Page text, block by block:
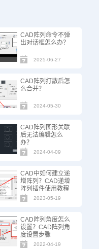
CAD阵列命令不弹
出对话框怎么办？
2025-06-27
CAD阵列打散后怎
么合并？
2024-05-30
CAD阵列图形关联
后无法编辑怎么
办？
2024-04-09
CAD中如何建立递
增阵列？CAD递增
阵列插件使用教程
2023-05-19
CAD阵列角度怎么
设置？CAD阵列角
度设置步骤
2022-04-19